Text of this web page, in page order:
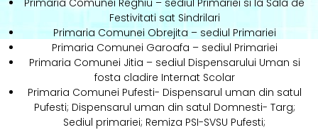
Primaria Comunei Reghiu – sediul Primariei si la Sala de
Festivitati sat Sindrilari
Primaria Comunei Obrejita – sediul Primariei
Primaria Comunei Garoafa – sediul Primariei
Primaria Comunei Jitia – sediul Dispensarului Uman si
fosta cladire Internat Scolar
Primaria Comunei Pufesti- Dispensarul uman din satul
Pufesti; Dispensarul uman din satul Domnesti- Targ;
Sediul primariei; Remiza PSI-SVSU Pufesti;